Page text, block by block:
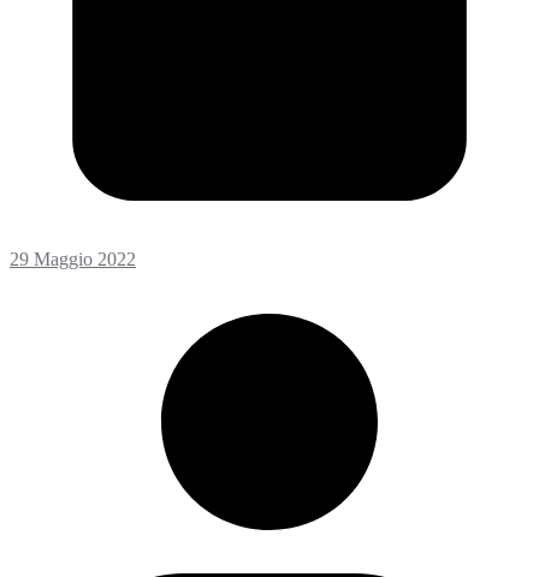
29 Maggio 2022